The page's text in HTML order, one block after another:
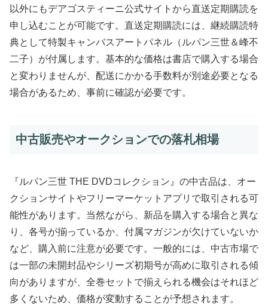
以外にもデアゴスティーニ公式サイトから直送定期購読を
申し込むことが可能です。直送定期購読には、継続購読特
典として特製キャンバスアートパネル（ルパン三世＆峰不
二子）が付属します。基本的な価格は書店で購入する場合
と変わりませんが、配送にかかる手数料が別途必要となる
場合があるため、事前に確認が必要です。
中古販売やオークションでの落札相場
『ルパン三世 THE DVDコレクション』の中古品は、オー
クションサイトやフリーマーケットアプリで取引される可
能性があります。当然ながら、新品を購入する場合と異な
り、各号が揃っているか、付属マガジンが欠けていないか
など、購入前に注意が必要です。一般的には、中古市場で
は一部の未開封品やシリーズ初期号が高めに取引される傾
向がありますが、全巻セットで揃えられる機会はそれほど
多くないため、価格が変動することが予想されます。